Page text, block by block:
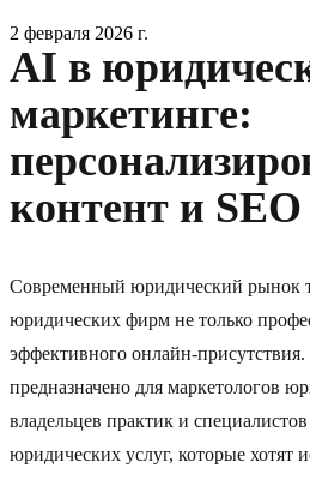
2 февраля 2026 г.
AI в
маркетинге:
контент и SEO
Современный юридический рынок
юридических фирм не только
эффективного онлайн-
предназначено для маркетологов
владельцев практик и
юридических услуг, которые хотят